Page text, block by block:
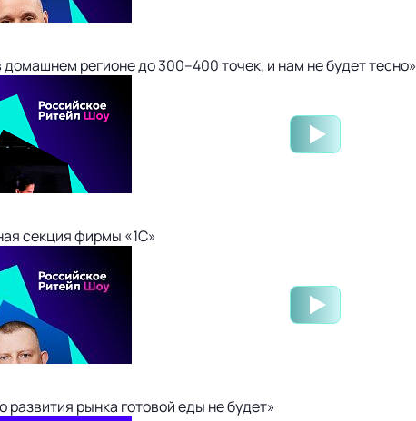
регионе до 300–400 точек, и нам не будет тесно»
секция фирмы «1С»
рынка готовой еды не будет»